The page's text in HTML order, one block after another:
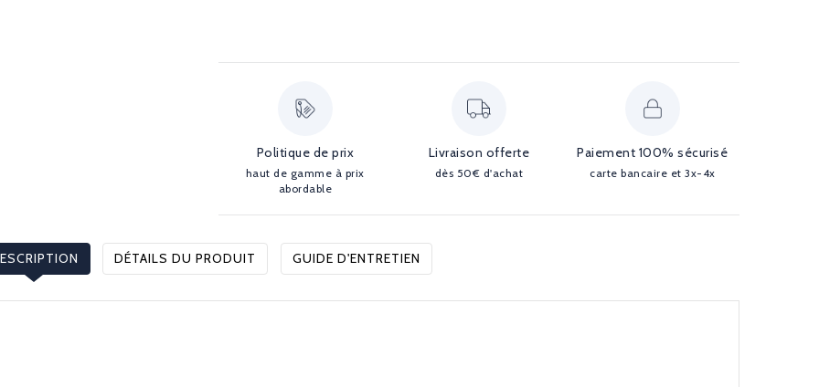
Politique de prix
haut de gamme à prix
abordable
Livraison offerte
dès 50€ d'achat
Paiement 100% sécurisé
carte bancaire et 3x-4x
DÉTAILS DU PRODUIT GUIDE D'ENTRETIEN